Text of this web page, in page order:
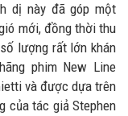
dị này đã góp một
mới, đồng thời thu
lượng rất lớn khán
phim New Line
và được dựa trên
của tác giả Stephen